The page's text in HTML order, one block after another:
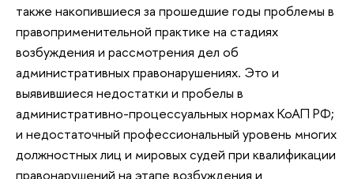
также накопившиеся за прошедшие годы проблемы в
правоприменительной практике на стадиях
возбуждения и рассмотрения дел об
административных правонарушениях. Это и
выявившиеся недостатки и пробелы в
административно-процессуальных нормах КоАП РФ;
и недостаточный профессиональный уровень многих
должностных лиц и мировых судей при квалификации
правонарушений на этапе возбуждения и